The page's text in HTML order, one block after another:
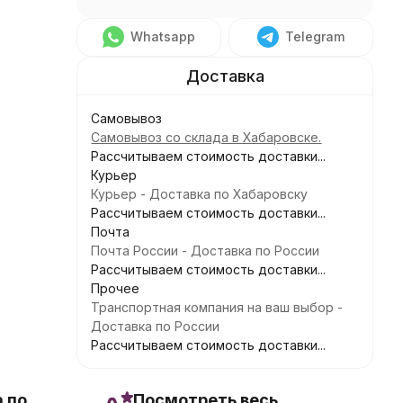
Whatsapp Telegram
Самовывоз
Самовывоз со склада в Хабаровске.
Рассчитываем стоимость доставки...
Курьер
Курьер - Доставка по Хабаровску
Рассчитываем стоимость доставки...
Почта
Почта России - Доставка по России
Рассчитываем стоимость доставки...
Прочее
Транспортная компания на ваш выбор -
Доставка по России
Рассчитываем стоимость доставки...